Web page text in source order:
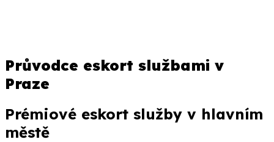
Průvodce eskort službami v
Praze
Prémiové eskort služby v hlavním
městě